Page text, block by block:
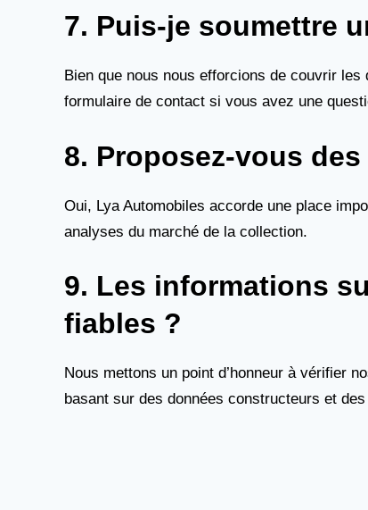
7. Puis-je soumettre
Bien que nous nous efforcions de couvrir
formulaire de contact si vous avez une
8. Proposez-vous
Oui, Lya Automobiles accorde une place
analyses du marché de la collection.
9. Les informations
fiables ?
Nous mettons un point d’honneur à vérifier
basant sur des données constructeurs et